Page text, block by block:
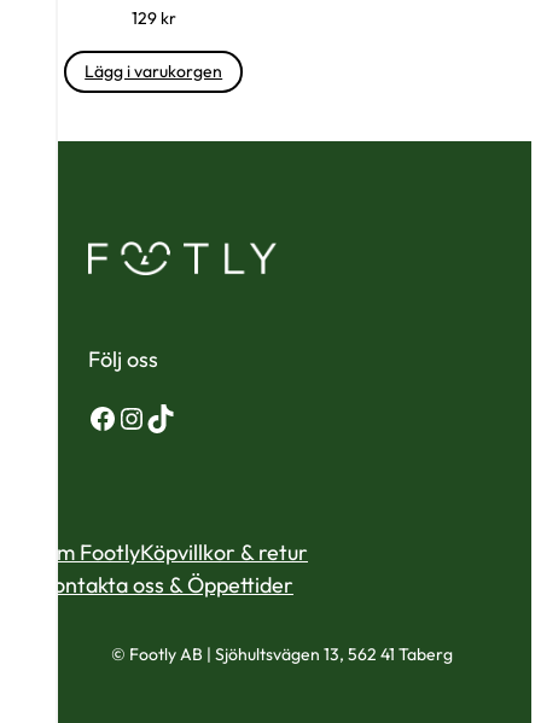
129 kr
Lägg i varukorgen
Följ oss
Facebook
Instagram
TikTok
Om FootlyKöpvillkor & retur
Kontakta oss & Öppettider
© Footly AB | Sjöhultsvägen 13, 562 41 Taberg